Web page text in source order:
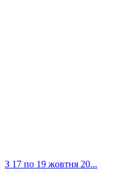
З 17 по 19 жовтня 20...